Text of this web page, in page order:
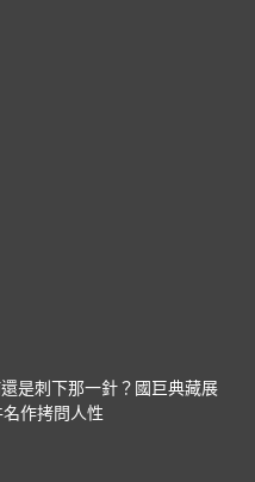
是刺下那一針？國巨典藏展
作拷問人性